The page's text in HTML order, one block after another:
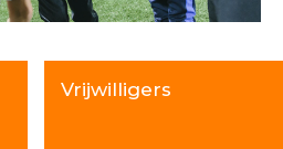
Vrijwilligers